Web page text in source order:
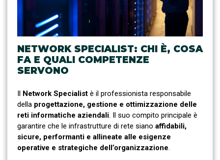
NETWORK SPECIALIST: CHI È, COSA
FA E QUALI COMPETENZE
SERVONO
Network Specialist è il professionista responsabile
della progettazione, gestione e ottimizzazione delle
reti informatiche aziendali. Il suo compito principale è
garantire che le infrastrutture di rete siano affidabili,
sicure, performanti e allineate alle esigenze
operative e strategiche dell’organizzazione.